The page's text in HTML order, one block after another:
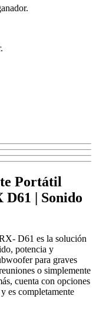
Portátil
| Sonido
D61 es la solución
potencia y
para graves
o simplemente
cuenta con opciones
es completamente